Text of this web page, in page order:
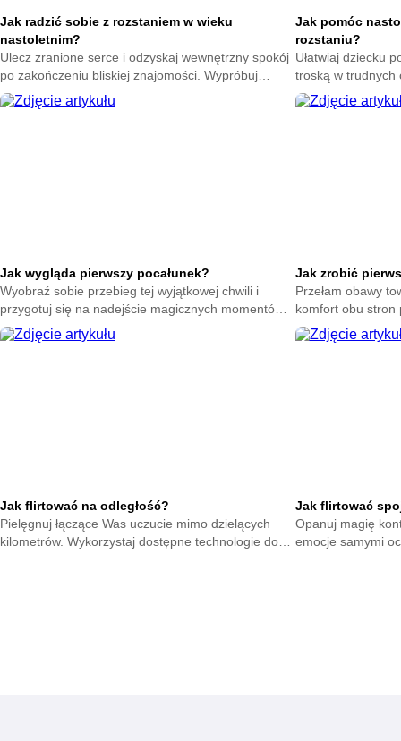
Jak radzić sobie z rozstaniem w wieku
nastoletnim?
Ulecz zranione serce i odzyskaj wewnętrzny spokój
po zakończeniu bliskiej znajomości. Wypróbuj
skuteczne techniki na poprawę nastroju każdego
dnia.
Jak pomóc
rozstaniu?
Ułatwiaj dziecku
troską w trudnych
sposoby na
Jak wygląda pierwszy pocałunek?
Wyobraź sobie przebieg tej wyjątkowej chwili i
przygotuj się na nadejście magicznych momentów.
Zrozum naturę intymnych gestów bez zbędnego
stresu.
Jak zrobić
Przełam obawy
komfort obu stron
Poczuj spokój
Jak flirtować na odległość?
Pielęgnuj łączące Was uczucie mimo dzielących
kilometrów. Wykorzystaj dostępne technologie do
Jak flirtować
Opanuj magię
emocje samymi